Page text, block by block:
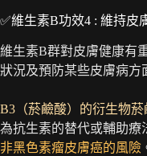
✅維生素B功效4 : 維持皮
維生素B群對皮膚健康有
狀況及預防某些皮膚病方
B3（菸鹼酸）的衍生物
為抗生素的替代或輔助療
非黑色素瘤皮膚癌的風險